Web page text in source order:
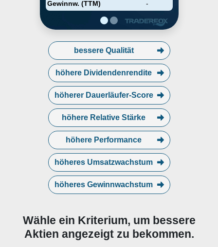
Gewinnw. (TTM)
-
bessere Qualität
höhere Dividendenrendite
höherer Dauerläufer-Score
höhere Relative Stärke
höhere Performance
höheres Umsatzwachstum
höheres Gewinnwachstum
Wähle ein Kriterium, um bessere
Aktien angezeigt zu bekommen.